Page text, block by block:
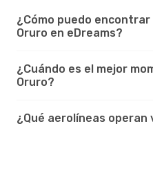
¿Cómo puedo
Oruro en eDreams?
¿Cuándo es el mejor
Oruro?
¿Qué aerolíneas operan